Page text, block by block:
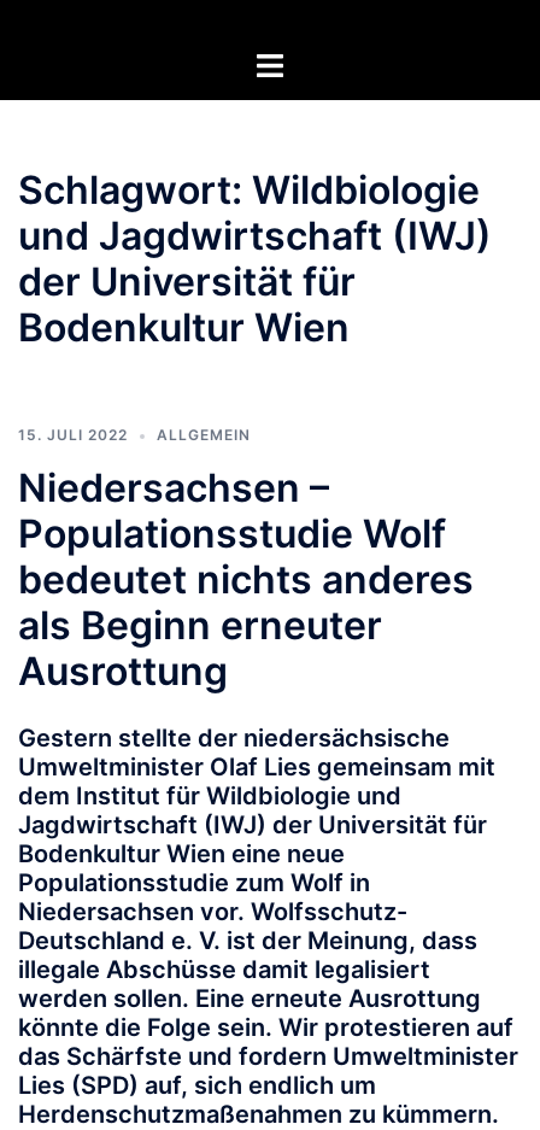
Menü
Schlagwort: Wildbiologie
und Jagdwirtschaft (IWJ)
der Universität für
Bodenkultur Wien
15. JULI 2022 ALLGEMEIN
Niedersachsen –
Populationsstudie Wolf
bedeutet nichts anderes
als Beginn erneuter
Ausrottung
Gestern stellte der niedersächsische
Umweltminister Olaf Lies gemeinsam mit
dem Institut für Wildbiologie und
Jagdwirtschaft (IWJ) der Universität für
Bodenkultur Wien eine neue
Populationsstudie zum Wolf in
Niedersachsen vor. Wolfsschutz-
Deutschland e. V. ist der Meinung, dass
illegale Abschüsse damit legalisiert
werden sollen. Eine erneute Ausrottung
könnte die Folge sein. Wir protestieren auf
das Schärfste und fordern Umweltminister
Lies (SPD) auf, sich endlich um
Herdenschutzmaßenahmen zu kümmern.